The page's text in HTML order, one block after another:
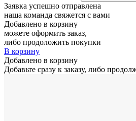
Заявка успешно отправлена
наша команда свяжется с вами
Добавлено в корзину
можете оформить заказ,
либо продоложить покупки
В корзину
Добавлено в корзину
Добавьте сразу к заказу, либо